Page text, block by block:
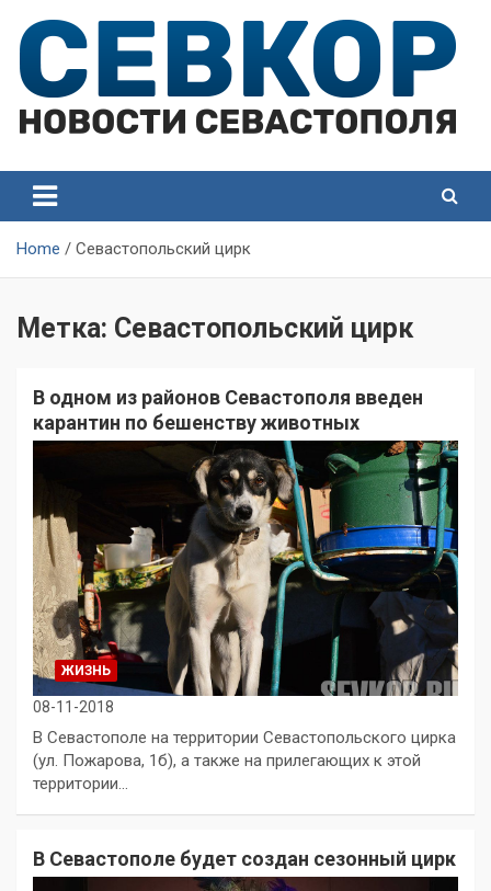
content
Севастополя
Севастополя
Home Севастопольский цирк
Метка: Севастопольский цирк
В одном из районов Севастополя введен
карантин по бешенству животных
ЖИЗНЬ
08-11-2018
В Севастополе на территории Севастопольского цирка
(ул. Пожарова, 1б), а также на прилегающих к этой
территории…
В Севастополе будет создан сезонный цирк